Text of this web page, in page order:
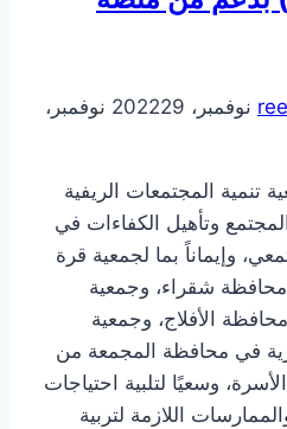
29 نوفمبر،
تنمية المجتمعات الريفية
وتأهيل الكفاءات في
وإيماناً بما لجمعية قرة
محافظة شقراء، وجمعية
الأفلاج، وجمعية
في محافظة المجمعة من
وسعيًا لتلبية احتياجات
اللازمة لتربية